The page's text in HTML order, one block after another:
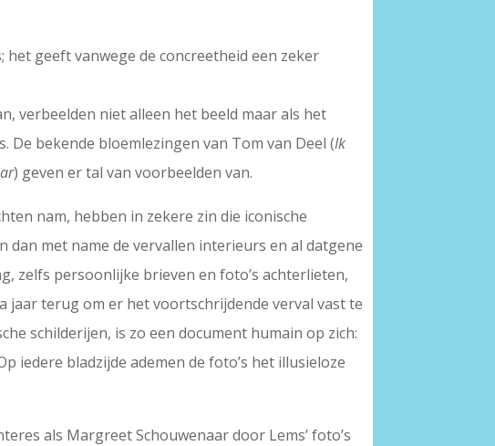
geeft vanwege de concreetheid een zeker
verbeelden niet alleen het beeld maar als het
De bekende bloemlezingen van Tom van Deel (Ik
) geven er tal van voorbeelden van.
nam, hebben in zekere zin die iconische
met name de vervallen interieurs en al datgene
zelfs persoonlijke brieven en foto’s achterlieten,
jaar terug om er het voortschrijdende verval vast te
schilderijen, is zo een document humain op zich:
iedere bladzijde ademen de foto’s het illusieloze
als Margreet Schouwenaar door Lems’ foto’s